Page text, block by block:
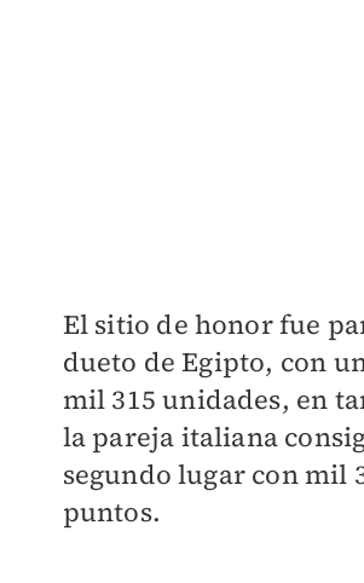
El sitio de honor fue
dueto de Egipto, con
mil 315 unidades, en
la pareja italiana
segundo lugar con mil
puntos.